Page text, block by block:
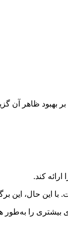
داده است تا علاوه بر
حال، این برگه
که گزینه‌های بیشتری